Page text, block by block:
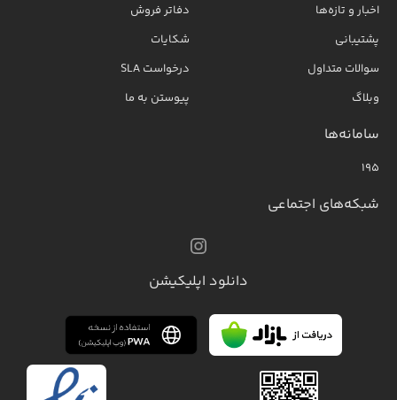
اخبار و تازه‌ها
پشتیبانی
سوالات متداول
وبلاگ
دفاتر فروش
شکایات
درخواست SLA
پیوستن به ما
سامانه‌ها
۱۹۵
شبکه‌های اجتماعی
دانلود اپلیکیشن